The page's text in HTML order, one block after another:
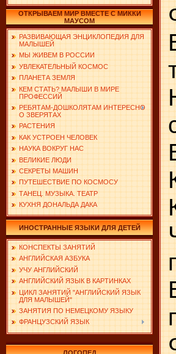
ОТКРЫВАЕМ МИР ВМЕСТЕ С МИККИ
МАУСОМ
РАЗВИВАЮЩАЯ ЭНЦИКЛОПЕДИЯ ДЛЯ
МАЛЫШЕЙ
МЫ ЖИВЕМ В РОССИИ
УВЛЕКАТЕЛЬНЫЙ КОСМОС
ПЛАНЕТА ЗЕМЛЯ
КЕМ СТАТЬ? МАЛЫШИ В МИРЕ
ПРОФЕССИЙ
РЕБЯТАМ-ДОШКОЛЯТАМ ИНТЕРЕСНО
О ЗВЕРЯТАХ
РАСТЕНИЯ
КАК УСТРОЕН ЧЕЛОВЕК
НАУКА ВОКРУГ НАС
ВЕЛИКИЕ ЛЮДИ
СЕКРЕТЫ МАШИН
ПУТЕШЕСТВИЕ ПО КОСМОСУ
ТАНЕЦ. МУЗЫКА. ТЕАТР
КУХНЯ ДОНАЛЬДА ДАКА
ИНОСТРАННЫЕ ЯЗЫКИ ДЛЯ ДЕТЕЙ
КОНСПЕКТЫ ЗАНЯТИЙ
АНГЛИЙСКАЯ АЗБУКА
УЧУ АНГЛИЙСКИЙ
АНГЛИЙСКИЙ ЯЗЫК В КАРТИНКАХ
ЦИКЛ ЗАНЯТИЙ "АНГЛИЙСКИЙ ЯЗЫК
ДЛЯ МАЛЫШЕЙ"
ЗАНЯТИЯ ПО НЕМЕЦКОМУ ЯЗЫКУ
ФРАНЦУЗСКИЙ ЯЗЫК